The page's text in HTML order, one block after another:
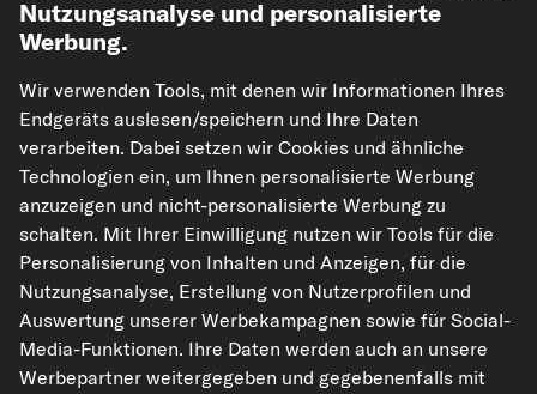
kfzteile24.de carpardoo.nl
carpardoo.fr
carpardoo.dk
Die hier dargestellten Daten, insbesondere die gesamte Datenbank, dürfen
nicht vervielfältigt werden. Die Vervielfältigung und Verbreitung der Daten und
Nutzungsanalyse und personalisierte
Werbung.
Wir verwenden Tools, mit denen wir Informationen Ihres
Endgeräts auslesen/speichern und Ihre Daten
verarbeiten. Dabei setzen wir Cookies und ähnliche
Technologien ein, um Ihnen personalisierte Werbung
anzuzeigen und nicht-personalisierte Werbung zu
schalten. Mit Ihrer Einwilligung nutzen wir Tools für die
Personalisierung von Inhalten und Anzeigen, für die
Nutzungsanalyse, Erstellung von Nutzerprofilen und
Auswertung unserer Werbekampagnen sowie für Social-
Media-Funktionen. Ihre Daten werden auch an unsere
Werbepartner weitergegeben und gegebenenfalls mit